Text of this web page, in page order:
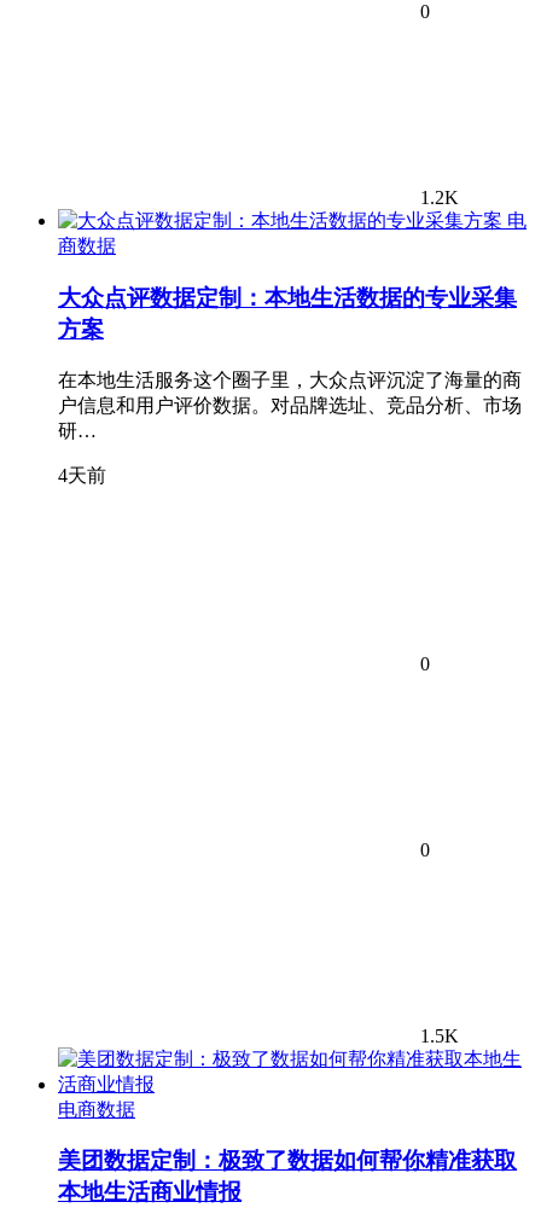
0
1.2K
电
商数据
大众点评数据定制：本地生活数据的专业采集
方案
在本地生活服务这个圈子里，大众点评沉淀了海量的商
户信息和用户评价数据。对品牌选址、竞品分析、市场
研…
4天前
0
0
1.5K
电商数据
美团数据定制：极致了数据如何帮你精准获取
本地生活商业情报